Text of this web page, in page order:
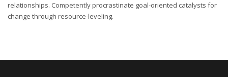
relationships. Competently procrastinate goal-oriented catalysts for
change through resource-leveling.